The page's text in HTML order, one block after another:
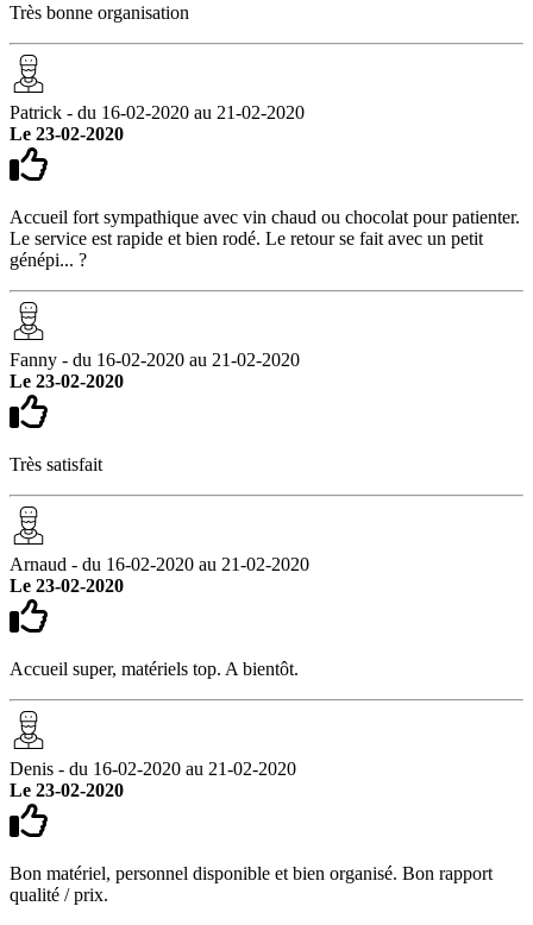
Très bonne organisation
Patrick - du 16-02-2020 au 21-02-2020
Le 23-02-2020
Accueil fort sympathique avec vin chaud ou chocolat pour patienter.
Le service est rapide et bien rodé. Le retour se fait avec un petit
génépi... ?
Fanny - du 16-02-2020 au 21-02-2020
Le 23-02-2020
Très satisfait
Arnaud - du 16-02-2020 au 21-02-2020
Le 23-02-2020
Accueil super, matériels top. A bientôt.
Denis - du 16-02-2020 au 21-02-2020
Le 23-02-2020
Bon matériel, personnel disponible et bien organisé. Bon rapport
qualité / prix.